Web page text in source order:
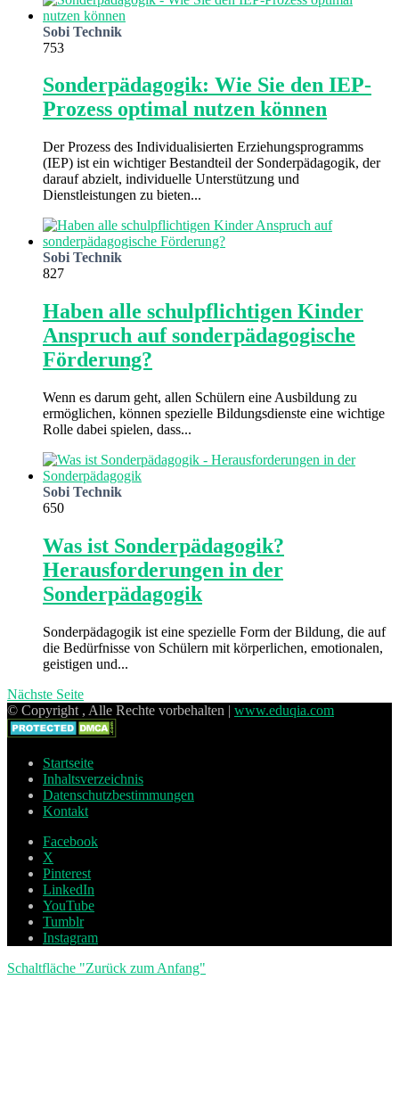
Sobi Technik
753
Sonderpädagogik: Wie Sie den IEP-
Prozess optimal nutzen können
Der Prozess des Individualisierten Erziehungsprogramms
(IEP) ist ein wichtiger Bestandteil der Sonderpädagogik, der
darauf abzielt, individuelle Unterstützung und
Dienstleistungen zu bieten...
Sobi Technik
827
Haben alle schulpflichtigen Kinder
Anspruch auf sonderpädagogische
Förderung?
Wenn es darum geht, allen Schülern eine Ausbildung zu
ermöglichen, können spezielle Bildungsdienste eine wichtige
Rolle dabei spielen, dass...
Sobi Technik
650
Was ist Sonderpädagogik?
Herausforderungen in der
Sonderpädagogik
Sonderpädagogik ist eine spezielle Form der Bildung, die auf
die Bedürfnisse von Schülern mit körperlichen, emotionalen,
geistigen und...
Nächste Seite
© Copyright , Alle Rechte vorbehalten | www.eduqia.com
Startseite
Inhaltsverzeichnis
Datenschutzbestimmungen
Kontakt
Facebook
X
Pinterest
LinkedIn
YouTube
Tumblr
Instagram
Schaltfläche "Zurück zum Anfang"